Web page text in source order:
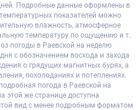
Подробные данные оформлены в
показателей можно
влажность, атмосферное
температуру по ощущению и т.
погоды в Раевской на неделю
с обозначением восхода и захода
о грядущих магнитных бурях, а
похолоданиях и потеплениях.
погода в Раевской на
этой же странице доступна
вид с менее подробным форматом